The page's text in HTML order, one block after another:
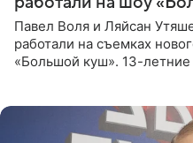
Павел Воля и Ляйсан
работали на съемках
«Большой куш». 13-